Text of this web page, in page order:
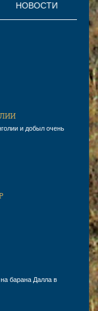
и добыл очень
барана Далла в